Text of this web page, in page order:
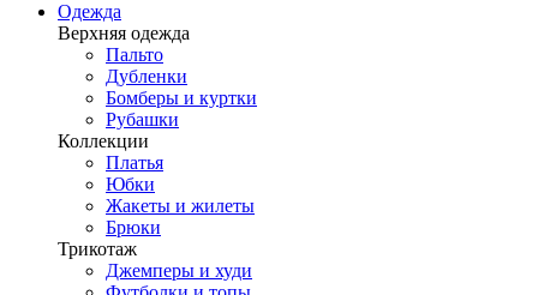
Одежда
Верхняя одежда
Пальто
Дубленки
Бомберы и куртки
Рубашки
Коллекции
Платья
Юбки
Жакеты и жилеты
Брюки
Трикотаж
Джемперы и худи